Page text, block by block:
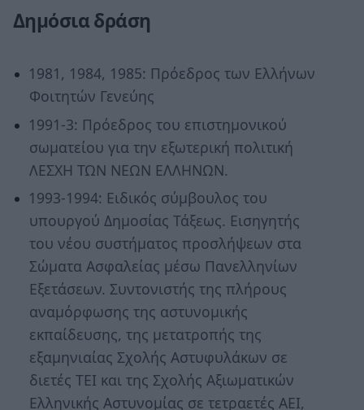
Δημόσια δράση
1981, 1984, 1985: Πρόεδρος των Ελλήνων
Φοιτητών Γενεύης
1991-3: Πρόεδρος του επιστημονικού
σωματείου για την εξωτερική πολιτική
ΛΕΣΧΗ ΤΩΝ ΝΕΩΝ ΕΛΛΗΝΩΝ.
1993-1994: Ειδικός σύμβουλος του
υπουργού Δημοσίας Τάξεως. Εισηγητής
του νέου συστήματος προσλήψεων στα
Σώματα Ασφαλείας μέσω Πανελληνίων
Εξετάσεων. Συντονιστής της πλήρους
αναμόρφωσης της αστυνομικής
εκπαίδευσης, της μετατροπής της
εξαμηνιαίας Σχολής Αστυφυλάκων σε
διετές ΤΕΙ και της Σχολής Αξιωματικών
Ελληνικής Αστυνομίας σε τετραετές ΑΕΙ,